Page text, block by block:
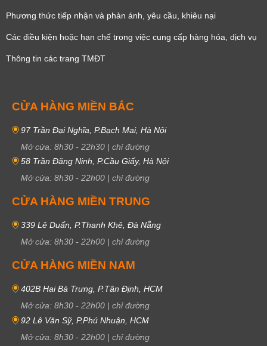
Phương thức tiếp nhận và phản ánh, yêu cầu, khiêu nại
Các điều kiện hoặc hạn chế trong việc cung cấp hàng hóa, dịch vụ
Thông tin các trang TMĐT
CỬA HÀNG MIỀN BẮC
97 Trần Đại Nghĩa, P.Bạch Mai, Hà Nội
Mở cửa: 8h30 - 22h30 | chỉ đường
58 Trần Đăng Ninh, P.Cầu Giấy, Hà Nội
Mở cửa: 8h30 - 22h00 | chỉ đường
CỬA HÀNG MIỀN TRUNG
339 Lê Duẩn, P.Thanh Khê, Đà Nẵng
Mở cửa: 8h30 - 22h00 | chỉ đường
CỬA HÀNG MIỀN NAM
402B Hai Bà Trưng, P.Tân Định, HCM
Mở cửa: 8h30 - 22h00 | chỉ đường
92 Lê Văn Sỹ, P.Phú Nhuận, HCM
Mở cửa: 8h30 - 22h00 | chỉ đường